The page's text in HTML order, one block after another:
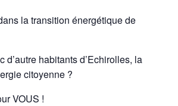
la transition énergétique de
d’autre habitants d’Echirolles, la
citoyenne ?
VOUS !